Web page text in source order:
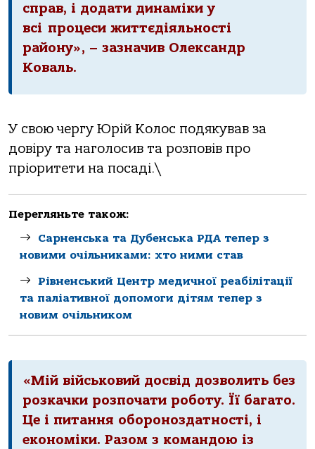
справ, і додати динаміки у
всі процеси життєдіяльності
району», – зазначив Олександр
Коваль.
У свою чергу Юрій Колос подякував за
довіру та наголосив та розповів про
пріоритети на посаді.\
Перегляньте також:
Сарненська та Дубенська РДА тепер з
новими очільниками: хто ними став
Рівненський Центр медичної реабілітації
та паліативної допомоги дітям тепер з
новим очільником
«Мій військовий досвід дозволить без
розкачки розпочати роботу. Її багато.
Це і питання обороноздатності, і
економіки. Разом з командою із